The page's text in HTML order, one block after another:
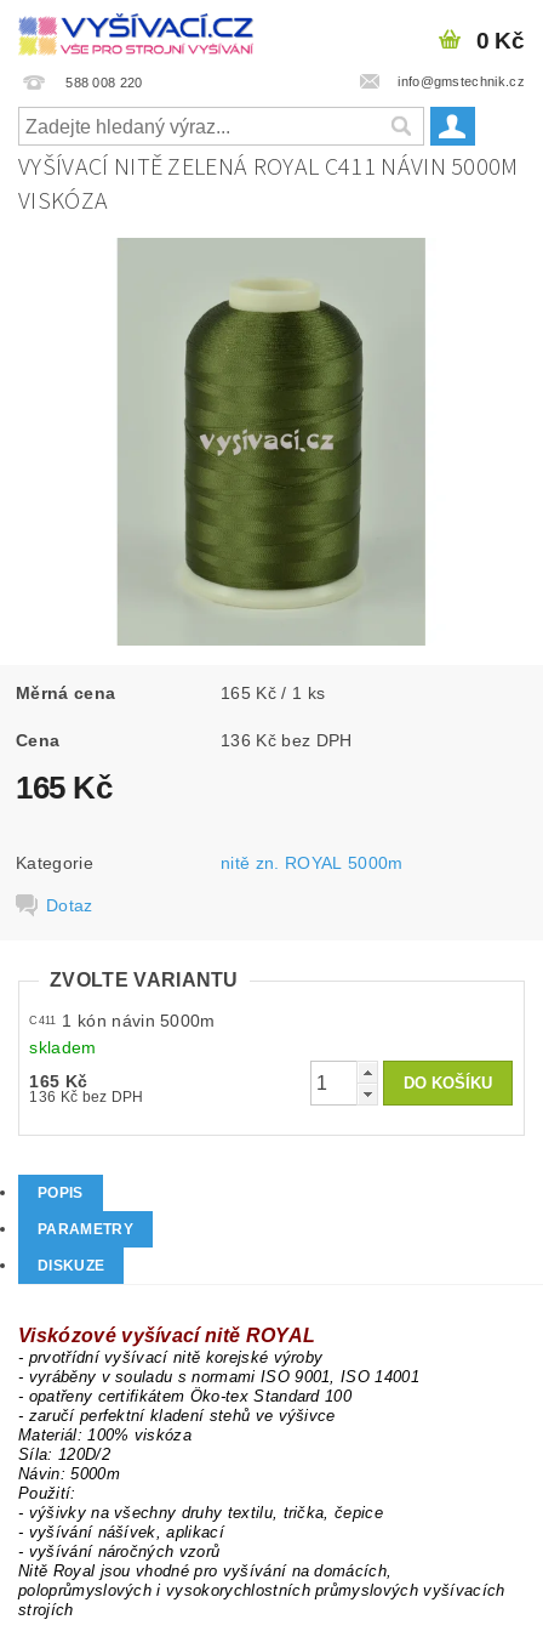
588 008 220 info@gmstechnik.cz
0 Kč
VYŠÍVACÍ NITĚ ZELENÁ ROYAL C411 NÁVIN 5000M
VISKÓZA
Měrná cena 165 Kč / 1 ks
Cena 136 Kč bez DPH
165 Kč
Kategorie nitě zn. ROYAL 5000m
Dotaz
ZVOLTE VARIANTU
C411 1 kón návin 5000m
skladem
165 Kč
136 Kč bez DPH
POPIS
PARAMETRY
DISKUZE
Viskózové vyšívací nitě ROYAL
- prvotřídní vyšívací nitě korejské výroby
- vyráběny v souladu s normami ISO 9001, ISO 14001
- opatřeny certifikátem Öko-tex Standard 100
- zaručí perfektní kladení stehů ve výšivce
Materiál: 100% viskóza
Síla: 120D/2
Návin: 5000m
Použití:
- výšivky na všechny druhy textilu, trička, čepice
- vyšívání nášívek, aplikací
- vyšívání náročných vzorů
Nitě Royal jsou vhodné pro vyšívání na domácích,
poloprůmyslových i vysokorychlostních průmyslových vyšívacích
strojích